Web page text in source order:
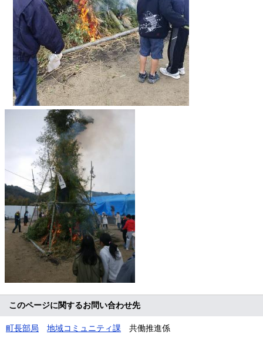
このページに関するお問い合わせ先
町長部局 地域コミュニティ課 共働推進係